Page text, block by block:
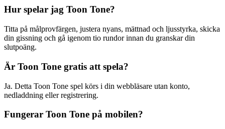
Hur spelar jag Toon Tone?
Titta på målprovfärgen, justera nyans, mättnad och ljusstyrka, skicka
din gissning och gå igenom tio rundor innan du granskar din
slutpoäng.
Är Toon Tone gratis att spela?
Ja. Detta Toon Tone spel körs i din webbläsare utan konto,
nedladdning eller registrering.
Fungerar Toon Tone på mobilen?